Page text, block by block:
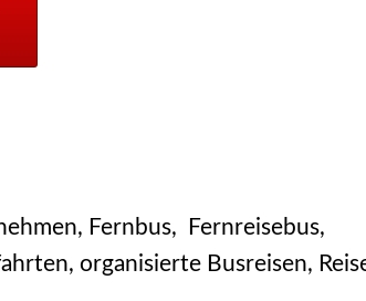
Fernbus, Fernreisebus,
organisierte Busreisen,